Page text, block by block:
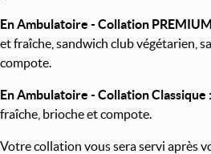
En Ambulatoire - Collation
et fraîche, sandwich club végétarien,
compote.
En Ambulatoire - Collation Classique :
fraîche, brioche et compote.
Votre collation vous sera servi après